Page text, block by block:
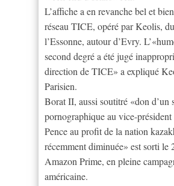
L’affiche a en revanche bel et
réseau TICE, opéré par Keolis,
l’Essonne, autour d’Evry.
second degré a été jugé
direction de TICE» a expliqué
Parisien.
Borat II, aussi soutitré «don d’un
pornographique au vice-
Pence au profit de la nation
récemment diminuée» est sorti le
Amazon Prime, en pleine
américaine.